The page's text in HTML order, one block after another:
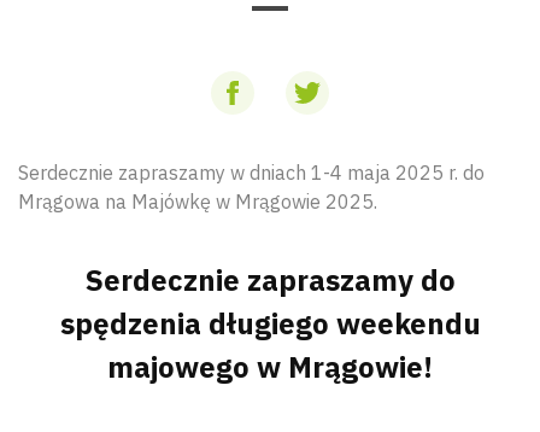
Serdecznie zapraszamy w dniach 1-4 maja 2025 r. do
Mrągowa na Majówkę w Mrągowie 2025.
Serdecznie zapraszamy do
spędzenia długiego weekendu
majowego w Mrągowie!